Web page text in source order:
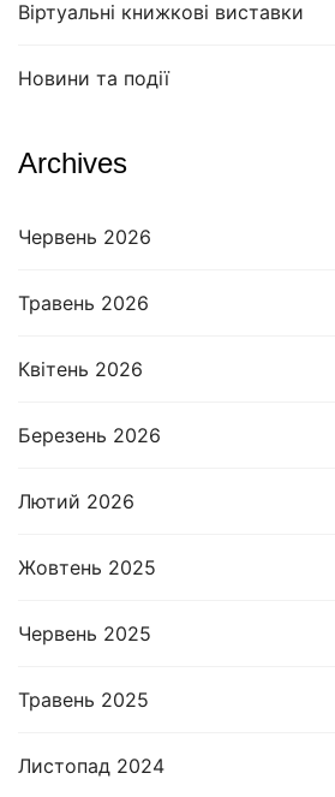
Віртуальні книжкові виставки
Новини та події
Archives
Червень 2026
Травень 2026
Квітень 2026
Березень 2026
Лютий 2026
Жовтень 2025
Червень 2025
Травень 2025
Листопад 2024